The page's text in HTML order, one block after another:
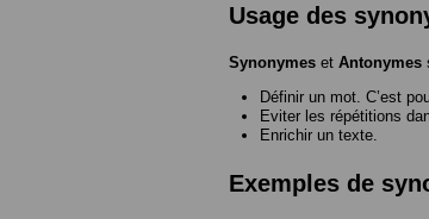
Usage des
Synonymes et Antonymes
Définir un mot. C’est
Eviter les répétitions
Enrichir un texte.
Exemples de